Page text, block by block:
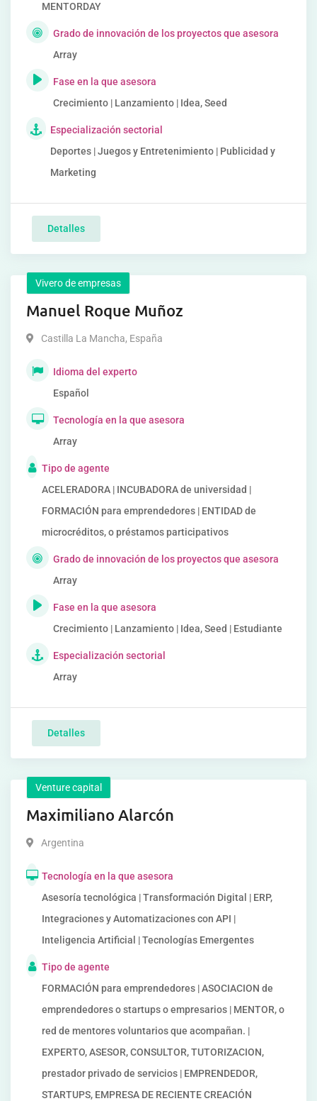
MENTORDAY
Grado de innovación de los proyectos que asesora
Array
Fase en la que asesora
Crecimiento | Lanzamiento | Idea, Seed
Especialización sectorial
Deportes | Juegos y Entretenimiento | Publicidad y
Marketing
Detalles
Vivero de empresas
Manuel Roque Muñoz
Castilla La Mancha, España
Idioma del experto
Español
Tecnología en la que asesora
Array
Tipo de agente
ACELERADORA | INCUBADORA de universidad |
FORMACIÓN para emprendedores | ENTIDAD de
microcréditos, o préstamos participativos
Grado de innovación de los proyectos que asesora
Array
Fase en la que asesora
Crecimiento | Lanzamiento | Idea, Seed | Estudiante
Especialización sectorial
Array
Detalles
Venture capital
Maximiliano Alarcón
Argentina
Tecnología en la que asesora
Asesoría tecnológica | Transformación Digital | ERP,
Integraciones y Automatizaciones con API |
Inteligencia Artificial | Tecnologías Emergentes
Tipo de agente
FORMACIÓN para emprendedores | ASOCIACION de
emprendedores o startups o empresarios | MENTOR, o
red de mentores voluntarios que acompañan. |
EXPERTO, ASESOR, CONSULTOR, TUTORIZACION,
prestador privado de servicios | EMPRENDEDOR,
STARTUPS, EMPRESA DE RECIENTE CREACIÓN